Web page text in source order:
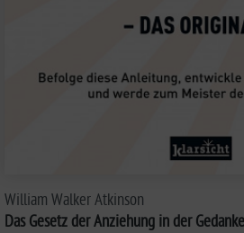
William Walker Atkinson
Das Gesetz der Anziehung in der